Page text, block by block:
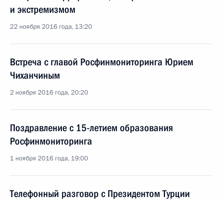
и экстремизмом
22 ноября 2016 года, 13:20
Встреча с главой Росфинмониторинга Юрием
Чиханчиным
2 ноября 2016 года, 20:20
Поздравление с 15-летием образования
Росфинмониторинга
1 ноября 2016 года, 19:00
Телефонный разговор с Президентом Турции